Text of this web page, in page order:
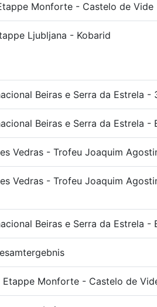
Monforte - Castelo de Vide
Ljubljana - Kobarid
Beiras e Serra da Estrela -
Beiras e Serra da Estrela -
Vedras - Trofeu Joaquim
Vedras - Trofeu Joaquim
Beiras e Serra da Estrela -
Monforte - Castelo de